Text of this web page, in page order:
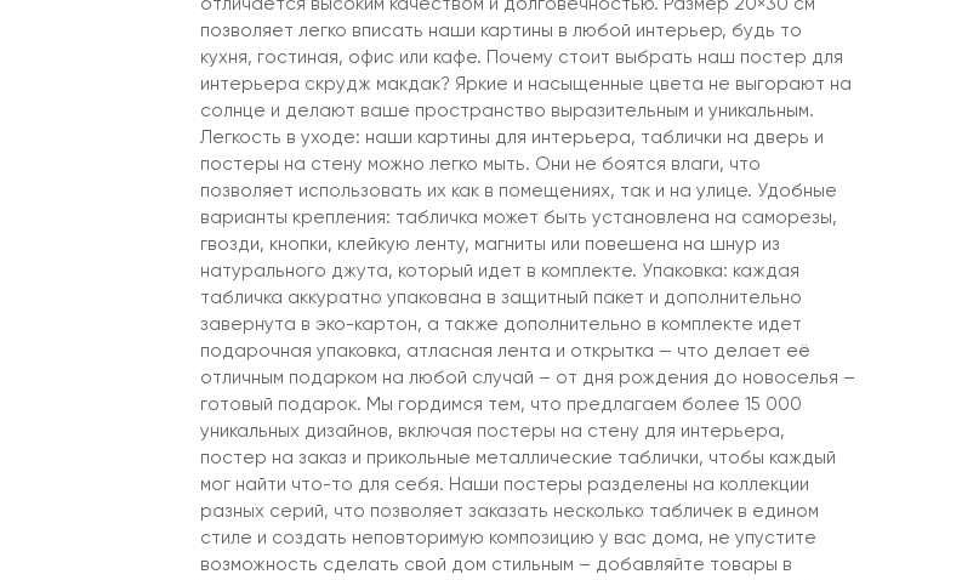
отличается высоким качеством и долговечностью. Размер 20×30 см
позволяет легко вписать наши картины в любой интерьер, будь то
кухня, гостиная, офис или кафе. Почему стоит выбрать наш постер для
интерьера скрудж макдак? Яркие и насыщенные цвета не выгорают на
солнце и делают ваше пространство выразительным и уникальным.
Легкость в уходе: наши картины для интерьера, таблички на дверь и
постеры на стену можно легко мыть. Они не боятся влаги, что
позволяет использовать их как в помещениях, так и на улице. Удобные
варианты крепления: табличка может быть установлена на саморезы,
гвозди, кнопки, клейкую ленту, магниты или повешена на шнур из
натурального джута, который идет в комплекте. Упаковка: каждая
табличка аккуратно упакована в защитный пакет и дополнительно
завернута в эко-картон, а также дополнительно в комплекте идет
подарочная упаковка, атласная лента и открытка — что делает её
отличным подарком на любой случай – от дня рождения до новоселья –
готовый подарок. Мы гордимся тем, что предлагаем более 15 000
уникальных дизайнов, включая постеры на стену для интерьера,
постер на заказ и прикольные металлические таблички, чтобы каждый
мог найти что-то для себя. Наши постеры разделены на коллекции
разных серий, что позволяет заказать несколько табличек в едином
стиле и создать неповторимую композицию у вас дома, не упустите
возможность сделать свой дом стильным – добавляйте товары в